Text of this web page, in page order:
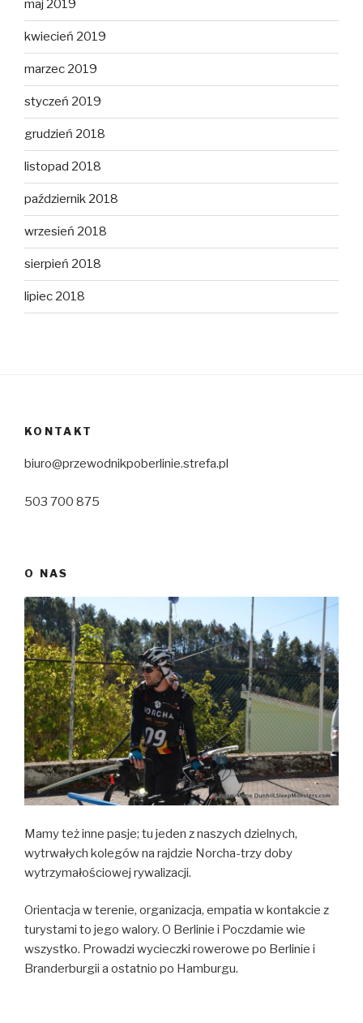
maj 2019
kwiecień 2019
marzec 2019
styczeń 2019
grudzień 2018
listopad 2018
październik 2018
wrzesień 2018
sierpień 2018
lipiec 2018
KONTAKT
biuro@przewodnikpoberlinie.strefa.pl
503 700 875
O NAS
Mamy też inne pasje; tu jeden z naszych dzielnych,
wytrwałych kolegów na rajdzie Norcha-trzy doby
wytrzymałościowej rywalizacji.
Orientacja w terenie, organizacja, empatia w kontakcie z
turystami to jego walory. O Berlinie i Poczdamie wie
wszystko. Prowadzi wycieczki rowerowe po Berlinie i
Branderburgii a ostatnio po Hamburgu.